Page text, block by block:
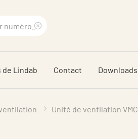
le
terme
recherché
de Lindab Contact Downloads
Unité de ventilation VMC